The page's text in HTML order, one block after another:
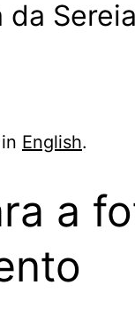
da
English.
a